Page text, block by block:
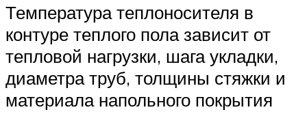
Температура теплоносителя в
контуре теплого пола зависит от
тепловой нагрузки, шага укладки,
диаметра труб, толщины стяжки и
материала напольного покрытия